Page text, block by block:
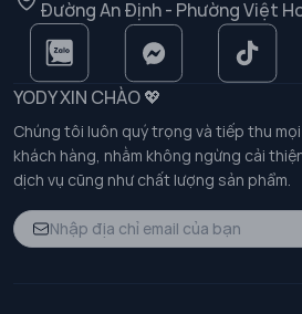
Đường An Định - Phường Việt
YODY XIN CHÀO 💖
Chúng tôi luôn quý trọng và tiếp thu
khách hàng, nhằm không ngừng cải
dịch vụ cũng như chất lượng sản phẩm.